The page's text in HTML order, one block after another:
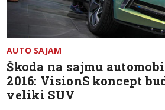
AUTO SAJAM
Škoda na sajmu
2016: VisionS koncept
veliki SUV